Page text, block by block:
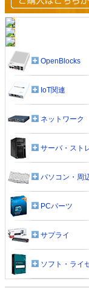
OpenBlocks
IoT関連
ネットワーク
サーバ・スト
パソコン・周
PCパーツ
サプライ
ソフト・ライ